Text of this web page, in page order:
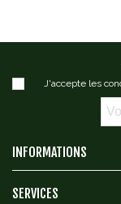
J'accepte les
INFORMATIONS
SERVICES